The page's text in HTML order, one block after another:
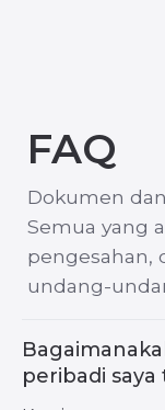
peribadi saya